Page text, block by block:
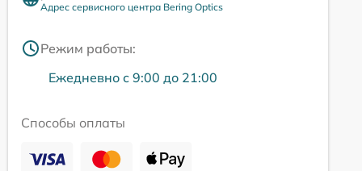
Адрес сервисного центра Bering Optics
Режим работы:
Ежедневно с 9:00 до 21:00
Способы оплаты